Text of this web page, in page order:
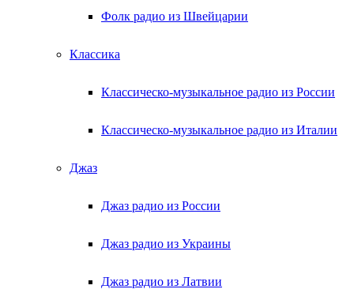
Фолк радио из Швейцарии
Классика
Классическо-музыкальное радио из России
Классическо-музыкальное радио из Италии
Джаз
Джаз радио из России
Джаз радио из Украины
Джаз радио из Латвии